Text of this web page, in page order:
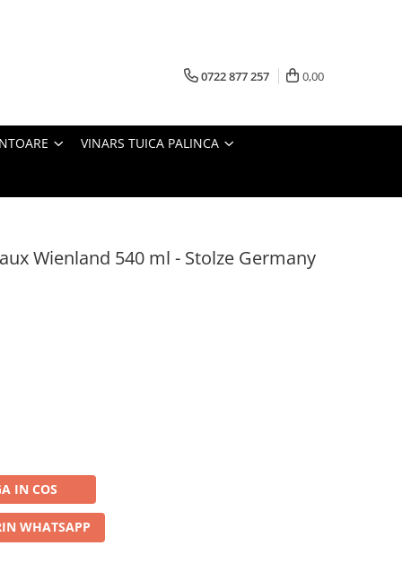
0722 877 257 0,00
VINARS TUICA PALINCA
Wienland 540 ml - Stolze Germany
IN COS
WHATSAPP